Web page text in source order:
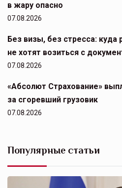
в жару опасно
07.08.2026
Без визы, без стресса: куда
не хотят возиться с
07.08.2026
«Абсолют Страхование»
за сгоревший грузовик
07.08.2026
Популярные статьи